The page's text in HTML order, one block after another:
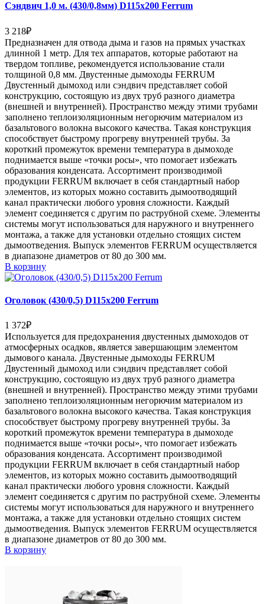
Сэндвич 1,0 м. (430/0,8мм) D115х200 Ferrum
3 218₽
Предназначен для отвода дыма и газов на прямых участках
длинной 1 метр. Для тех аппаратов, которые работают на
твердом топливе, рекомендуется использование стали
толщиной 0,8 мм. Двустенные дымоходы FERRUM
Двустенный дымоход или сэндвич представляет собой
конструкцию, состоящую из двух труб разного диаметра
(внешней и внутренней). Пространство между этими трубами
заполнено теплоизоляционным негорючим материалом из
базальтового волокна высокого качества. Такая конструкция
способствует быстрому прогреву внутренней трубы. За
короткий промежуток времени температура в дымоходе
поднимается выше «точки росы», что помогает избежать
образования конденсата. Ассортимент производимой
продукции FERRUM включает в себя стандартный набор
элементов, из которых можно составить дымоотводящий
канал практически любого уровня сложности. Каждый
элемент соединяется с другим по раструбной схеме. Элементы
системы могут использоваться для наружного и внутреннего
монтажа, а также для установки отдельно стоящих систем
дымоотведения. Выпуск элементов FERRUM осуществляется
в диапазоне диаметров от 80 до 300 мм.
В корзину
Оголовок (430/0,5) D115х200 Ferrum
1 372₽
Используется для предохранения двустенных дымоходов от
атмосферных осадков, является завершающим элементом
дымового канала. Двустенные дымоходы FERRUM
Двустенный дымоход или сэндвич представляет собой
конструкцию, состоящую из двух труб разного диаметра
(внешней и внутренней). Пространство между этими трубами
заполнено теплоизоляционным негорючим материалом из
базальтового волокна высокого качества. Такая конструкция
способствует быстрому прогреву внутренней трубы. За
короткий промежуток времени температура в дымоходе
поднимается выше «точки росы», что помогает избежать
образования конденсата. Ассортимент производимой
продукции FERRUM включает в себя стандартный набор
элементов, из которых можно составить дымоотводящий
канал практически любого уровня сложности. Каждый
элемент соединяется с другим по раструбной схеме. Элементы
системы могут использоваться для наружного и внутреннего
монтажа, а также для установки отдельно стоящих систем
дымоотведения. Выпуск элементов FERRUM осуществляется
в диапазоне диаметров от 80 до 300 мм.
В корзину